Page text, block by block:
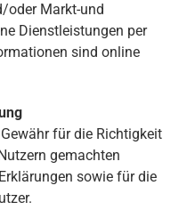
oder Markt-und
Dienstleistungen per
sind online
für die Richtigkeit
gemachten
sowie für die